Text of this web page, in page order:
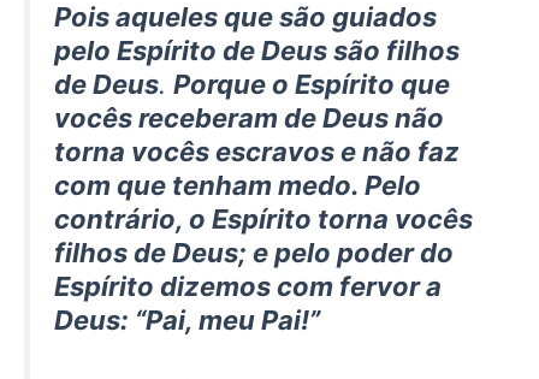
Pois aqueles que são guiados
pelo Espírito de Deus são filhos
de Deus. Porque o Espírito que
vocês receberam de Deus não
torna vocês escravos e não faz
com que tenham medo. Pelo
contrário, o Espírito torna vocês
filhos de Deus; e pelo poder do
Espírito dizemos com fervor a
Deus: “Pai, meu Pai!”